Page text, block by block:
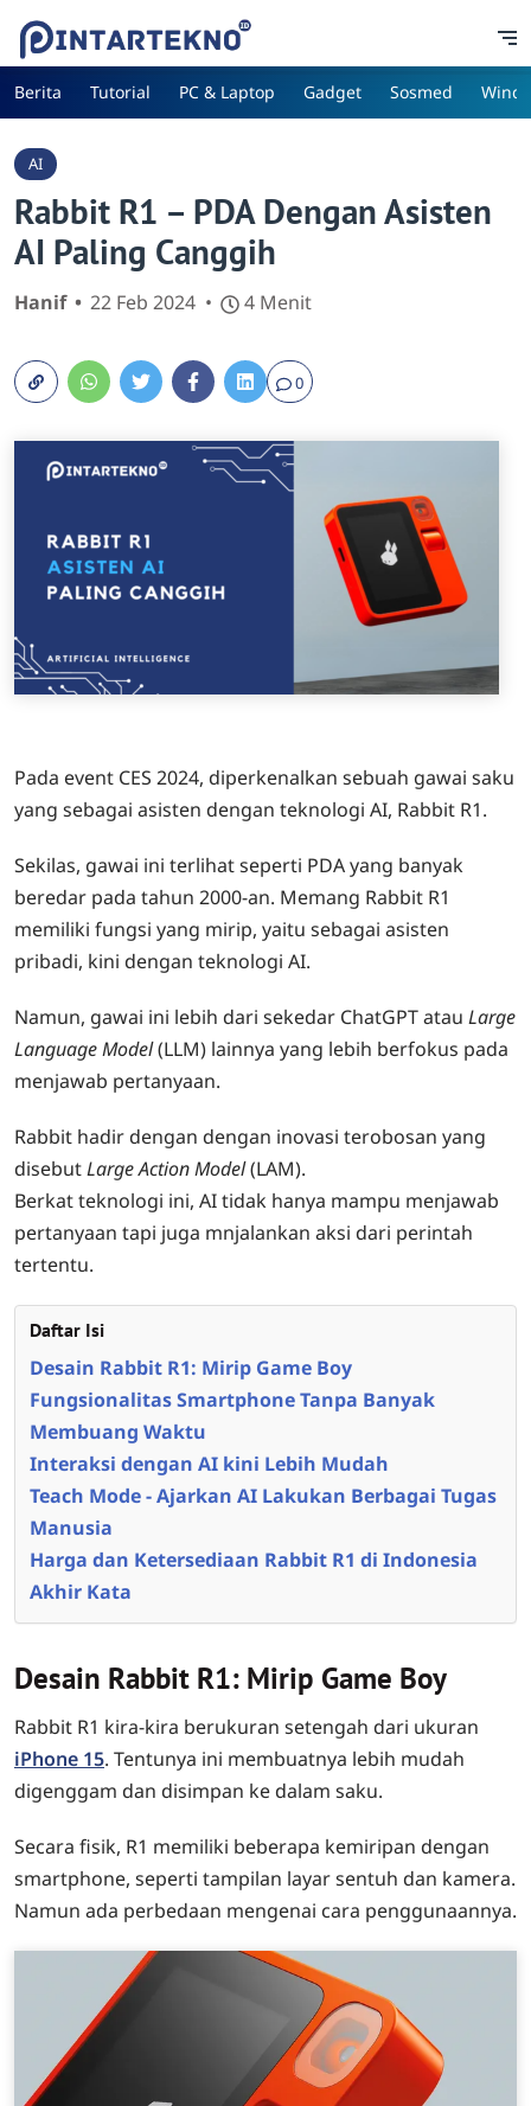
Berita Tutorial PC & Laptop Gadget Sosmed
AI
Rabbit R1 – PDA Dengan Asisten
AI Paling Canggih
Hanif 22 Feb 2024 4 Menit
0
Pada event CES 2024, diperkenalkan sebuah gawai saku
yang sebagai asisten dengan teknologi AI, Rabbit R1.
Sekilas, gawai ini terlihat seperti PDA yang banyak
beredar pada tahun 2000-an. Memang Rabbit R1
memiliki fungsi yang mirip, yaitu sebagai asisten
pribadi, kini dengan teknologi AI.
Namun, gawai ini lebih dari sekedar ChatGPT atau Large
Language Model(LLM) lainnya yang lebih berfokus pada
menjawab pertanyaan.
Rabbit hadir dengan dengan inovasi terobosan yang
disebutLarge Action Model(LAM).
Berkat teknologi ini, AI tidak hanya mampu menjawab
pertanyaan tapi juga mnjalankan aksi dari perintah
tertentu.
Daftar Isi
Desain Rabbit R1: Mirip Game Boy
Fungsionalitas Smartphone Tanpa Banyak
Membuang Waktu
Interaksi dengan AI kini Lebih Mudah
Teach Mode - Ajarkan AI Lakukan Berbagai Tugas
Manusia
Harga dan Ketersediaan Rabbit R1 di Indonesia
Akhir Kata
Desain Rabbit R1: Mirip Game Boy
Rabbit R1 kira-kira berukuran setengah dari ukuran
iPhone 15. Tentunya ini membuatnya lebih mudah
digenggam dan disimpan ke dalam saku.
Secara fisik, R1 memiliki beberapa kemiripan dengan
smartphone, seperti tampilan layar sentuh dan kamera.
Namun ada perbedaan mengenai cara penggunaannya.